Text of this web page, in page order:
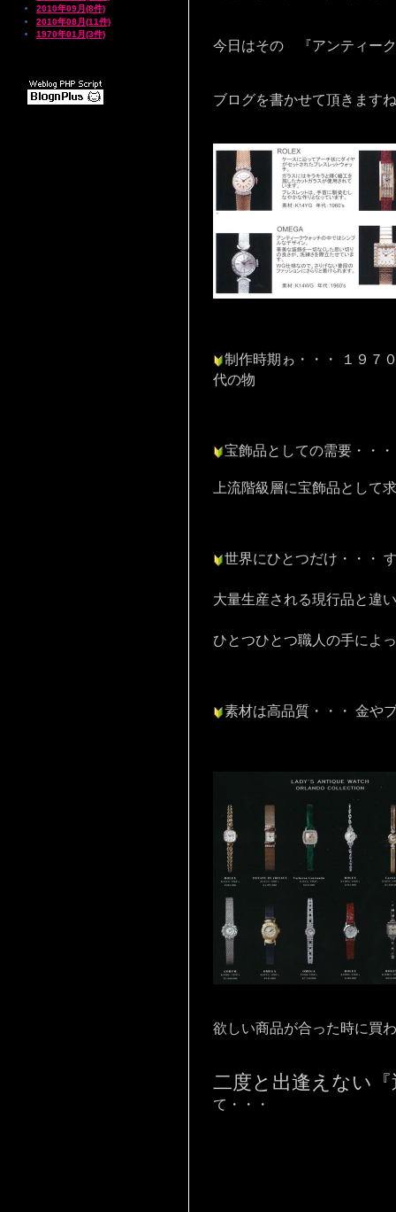
2010年09月(8件)
2010年08月(11件)
1970年01月(3件)
今日はその 『アンティー
ブログを書かせて頂きます
制作時期ゎ・・・ １９７
代の物
宝飾品としての需要・・
上流階級層に宝飾品として
世界にひとつだけ・・・
大量生産される現行品と違
ひとつひとつ職人の手によ
素材は高品質・・・ 金や
欲しい商品が合った時に買
二度と出逢えない
て・・・